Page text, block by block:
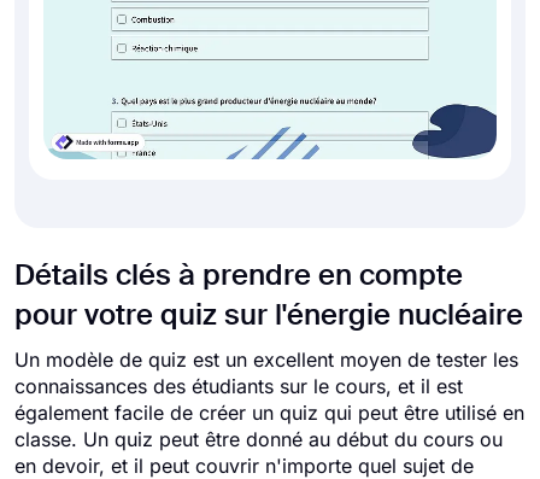
Détails clés à prendre en compte
pour votre quiz sur l'énergie nucléaire
Un modèle de quiz est un excellent moyen de tester les
connaissances des étudiants sur le cours, et il est
également facile de créer un quiz qui peut être utilisé en
classe. Un quiz peut être donné au début du cours ou
en devoir, et il peut couvrir n'importe quel sujet de